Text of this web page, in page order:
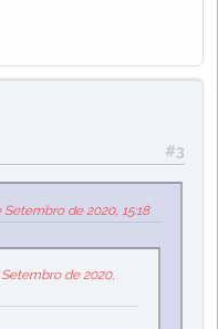
#3
de 2020, 15:18
de 2020,